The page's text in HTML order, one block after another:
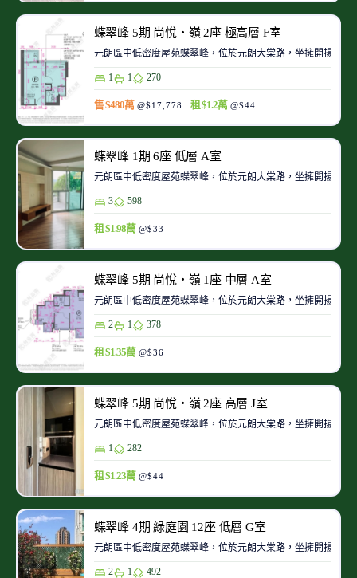
蝶翠峰 5期 尚悅‧嶺 2座 極高層 F室
元朗區中低密度屋苑蝶翠峰，位於元朗大棠路，坐擁開揚翠
1 1 270
售 $480萬 @$17,778 租 $1.2萬 @$44
蝶翠峰 1期 6座 低層 A室
元朗區中低密度屋苑蝶翠峰，位於元朗大棠路，坐擁開揚翠
3 598
租 $1.98萬 @$33
蝶翠峰 5期 尚悅‧嶺 1座 中層 A室
元朗區中低密度屋苑蝶翠峰，位於元朗大棠路，坐擁開揚翠
2 1 378
租 $1.35萬 @$36
蝶翠峰 5期 尚悅‧嶺 2座 高層 J室
元朗區中低密度屋苑蝶翠峰，位於元朗大棠路，坐擁開揚翠
1 282
租 $1.23萬 @$44
蝶翠峰 4期 綠庭園 12座 低層 G室
元朗區中低密度屋苑蝶翠峰，位於元朗大棠路，坐擁開揚翠
2 1 492